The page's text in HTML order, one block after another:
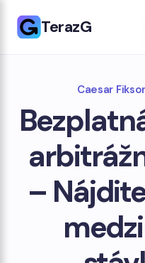
TerazG
Caesar
–